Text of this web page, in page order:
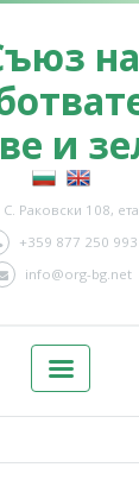
на
и
С. Раковски 108,
+359 877 250 993
info@org-bg.net